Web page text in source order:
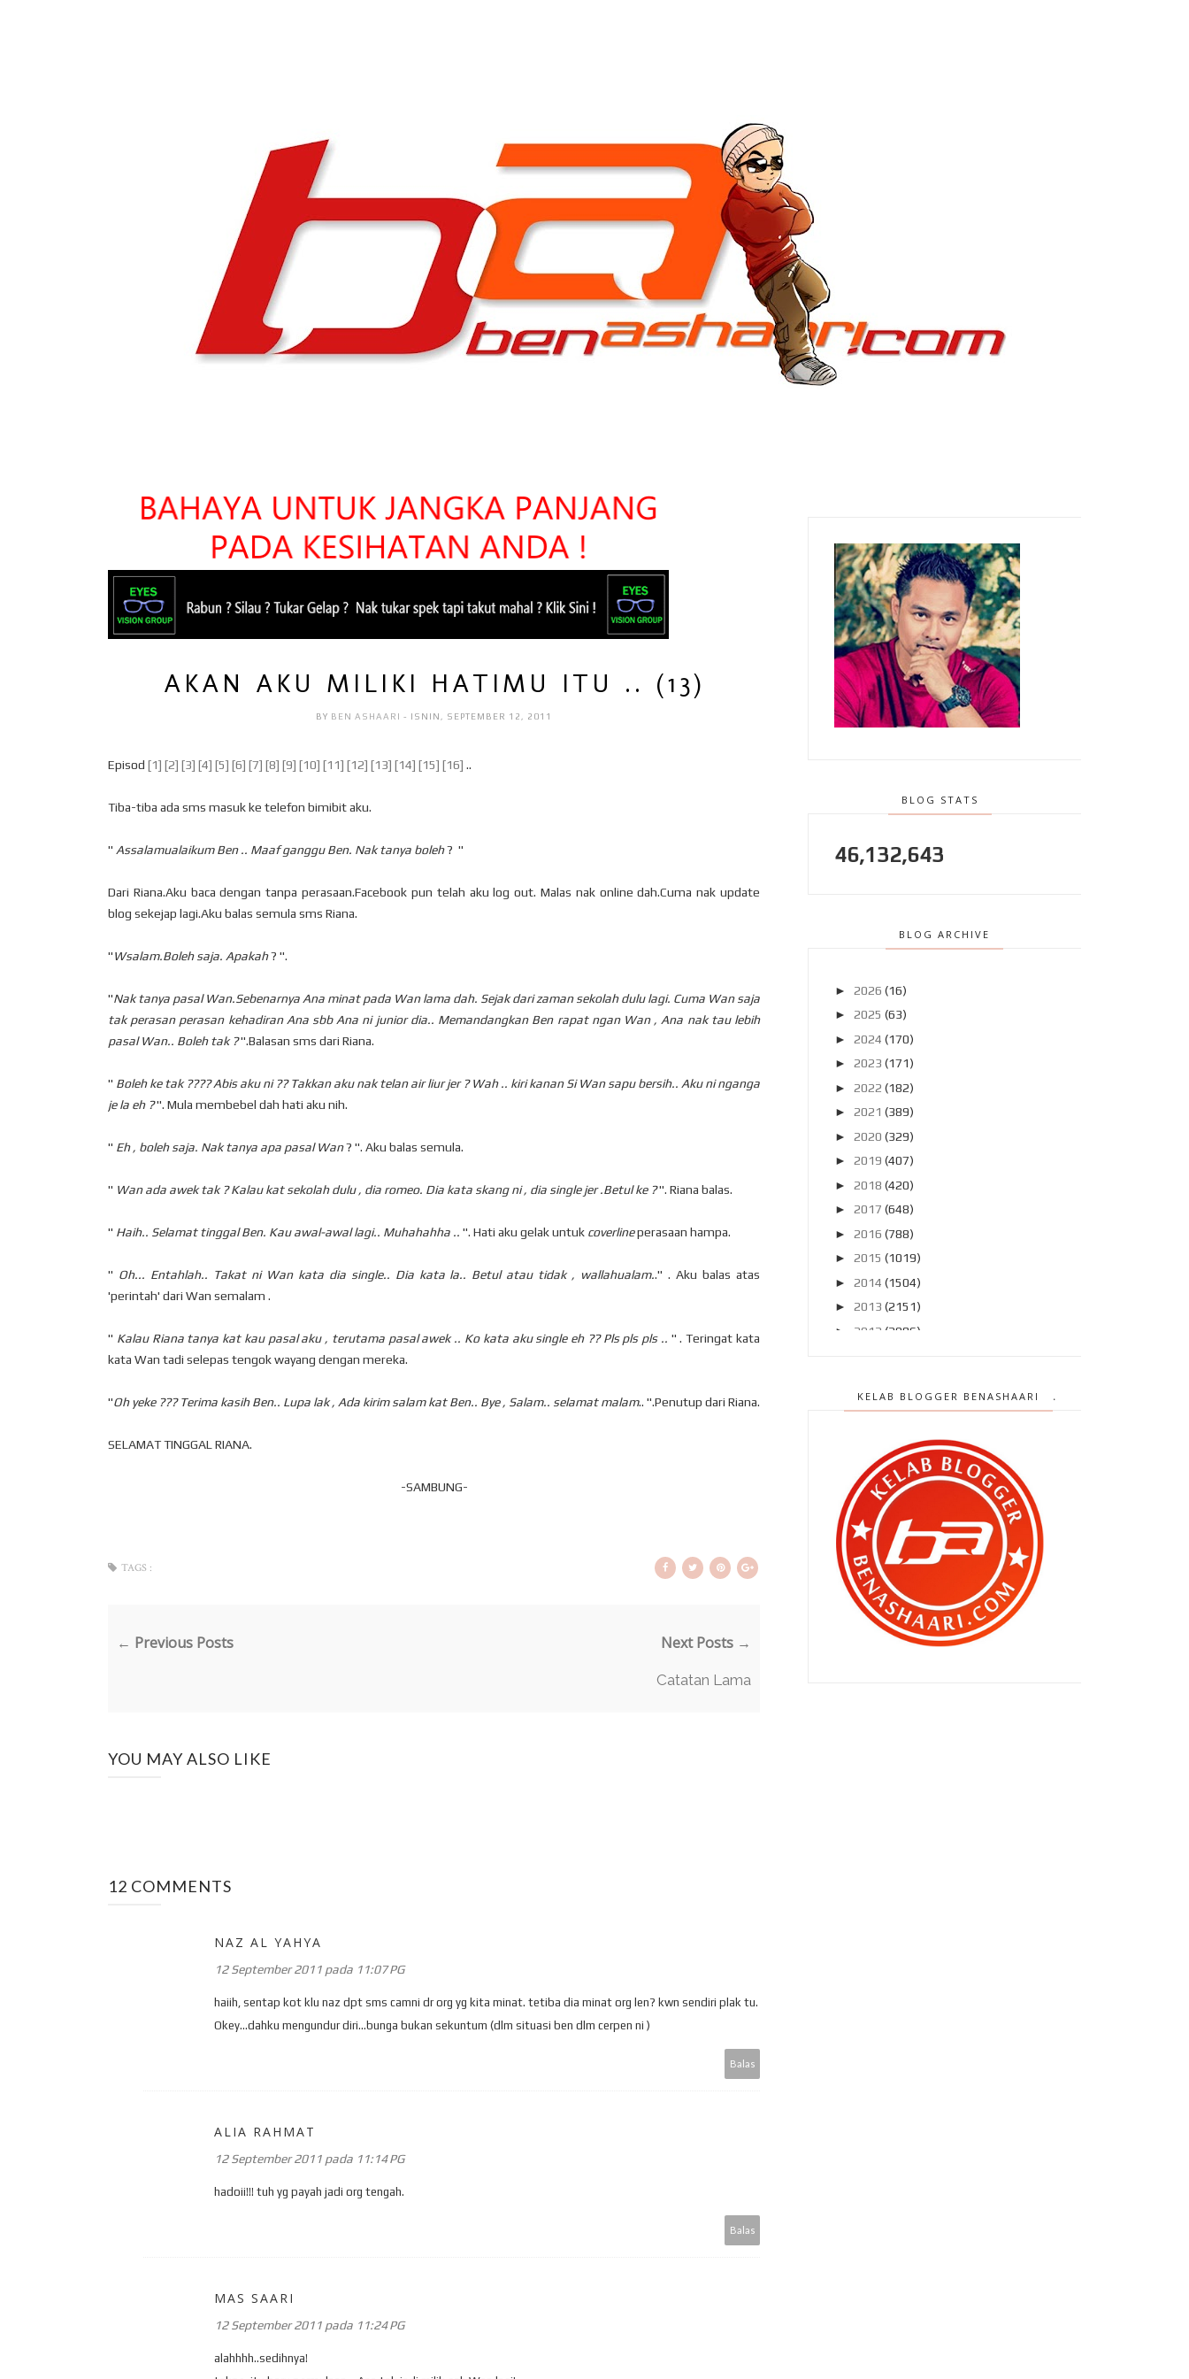
AKAN AKU MILIKI HATIMU ITU .. (13)
BY BEN ASHAARI - ISNIN, SEPTEMBER 12, 2011
Episod [1] [2] [3] [4] [5] [6] [7] [8] [9] [10] [11] [12] [13] [14] [15] [16] ..
Tiba-tiba ada sms masuk ke telefon bimibit aku.
" Assalamualaikum Ben .. Maaf ganggu Ben. Nak tanya boleh? "
Dari Riana.Aku baca dengan tanpa perasaan.Facebook pun telah aku log out. Malas nak online dah.Cuma nak update
blog sekejap lagi.Aku balas semula sms Riana.
"Wsalam.Boleh saja. Apakah? ".
"Nak tanya pasal Wan.Sebenarnya Ana minat pada Wan lama dah. Sejak dari zaman sekolah dulu lagi. Cuma Wan saja
tak perasan perasan kehadiran Ana sbb Ana ni junior dia.. Memandangkan Ben rapat ngan Wan , Ana nak tau lebih
pasal Wan.. Boleh tak ?".Balasan sms dari Riana.
" Boleh ke tak ???? Abis aku ni ?? Takkan aku nak telan air liur jer ? Wah .. kiri kanan Si Wan sapu bersih.. Aku ni nganga
je la eh ?". Mula membebel dah hati aku nih.
" Eh , boleh saja. Nak tanya apa pasal Wan? ". Aku balas semula.
" Wan ada awek tak ? Kalau kat sekolah dulu , dia romeo. Dia kata skang ni , dia single jer .Betul ke ?". Riana balas.
" Haih.. Selamat tinggal Ben. Kau awal-awal lagi.. Muhahahha .. ". Hati aku gelak untuk coverlineperasaan hampa.
" Oh... Entahlah.. Takat ni Wan kata dia single.. Dia kata la.. Betul atau tidak , wallahualam.." . Aku balas atas
'perintah' dari Wan semalam .
" Kalau Riana tanya kat kau pasal aku , terutama pasal awek .. Ko kata aku single eh ?? Pls pls pls .. " . Teringat kata
kata Wan tadi selepas tengok wayang dengan mereka.
"Oh yeke ??? Terima kasih Ben.. Lupa lak , Ada kirim salam kat Ben.. Bye , Salam.. selamat malam.. ".Penutup dari Riana.
SELAMAT TINGGAL RIANA.
-SAMBUNG-
TAGS :
← Previous Posts Next Posts →
Catatan Lama
YOU MAY ALSO LIKE
12 COMMENTS
NAZ AL YAHYA
12 September 2011 pada 11:07 PG
haiih, sentap kot klu naz dpt sms camni dr org yg kita minat. tetiba dia minat org len? kwn sendiri plak tu.
Okey...dahku mengundur diri...bunga bukan sekuntum (dlm situasi ben dlm cerpen ni )
Balas
ALIA RAHMAT
12 September 2011 pada 11:14 PG
hadoii!!! tuh yg payah jadi org tengah.
Balas
MAS SAARI
12 September 2011 pada 11:24 PG
alahhhh..sedihnya!
BLOG STATS
46,132,643
BLOG ARCHIVE
► 2026 (16)
► 2025 (63)
► 2024 (170)
► 2023 (171)
► 2022 (182)
► 2021 (389)
► 2020 (329)
► 2019 (407)
► 2018 (420)
► 2017 (648)
► 2016 (788)
► 2015 (1019)
► 2014 (1504)
► 2013 (2151)
► 2012 (2986)
►November 2011 (299)
September 2011(390)
Akan ku miliki hatimu itu .. (2:19)
Tersembur air ! Khairul Fahmi
didapati bersalah ke...
"Kalau abang tidur rumah
perempuan lain , camana ? "
Anak Chef Wan bakal bertunang
KELAB BLOGGER BENASHAARI